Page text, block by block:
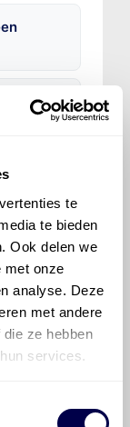
te
te bieden
Ook delen we
met onze
analyse. Deze
met andere
ze hebben
services.
klasse?
Deze